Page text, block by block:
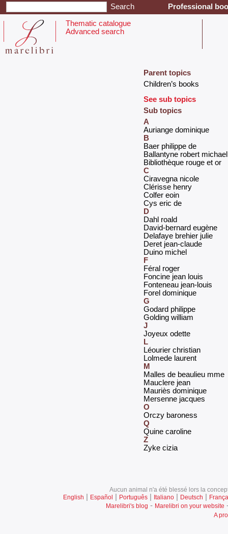
Professional
Thematic catalogue
Advanced search
Parent topics
‎Children’s books‎
See sub topics
Sub topics
A
‎Auriange dominique‎
B
‎Baer philippe de‎
‎Ballantyne robert michael‎
‎Bibliothèque rouge et or‎
C
‎Ciravegna nicole‎
‎Clérisse henry‎
‎Colfer eoin‎
‎Cys eric de‎
D
‎Dahl roald‎
‎David-bernard eugène‎
‎Delafaye brehier julie‎
‎Deret jean-claude‎
‎Duino michel‎
F
‎Féral roger‎
‎Foncine jean louis‎
‎Fonteneau jean-louis‎
‎Forel dominique ‎
G
‎Godard philippe‎
‎Golding william‎
J
‎Joyeux odette‎
L
‎Léourier christian‎
‎Lolmede laurent‎
M
‎Malles de beaulieu mme‎
‎Mauclere jean‎
‎Mauriès dominique‎
‎Mersenne jacques‎
O
‎Orczy baroness‎
Q
‎Quine caroline‎
Z
‎Zyke cizia ‎
Aucun animal n'a été blessé lors la
English | Español | Português| Italiano| Deutsch |
Marelibri's blog - Marelibri on your website
A